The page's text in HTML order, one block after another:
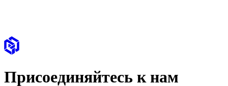
Присоединяйтесь к нам